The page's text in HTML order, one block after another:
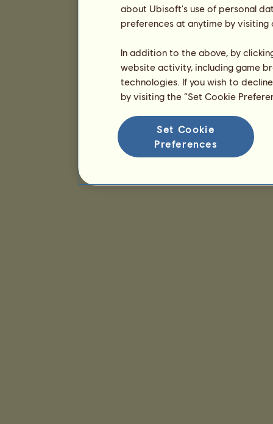
about Ubisoft's use of personal
preferences at anytime by
In addition to the above, by
website activity, including game
technologies. If you wish to
by visiting the “Set Cookie
Set Cookie
Preferences